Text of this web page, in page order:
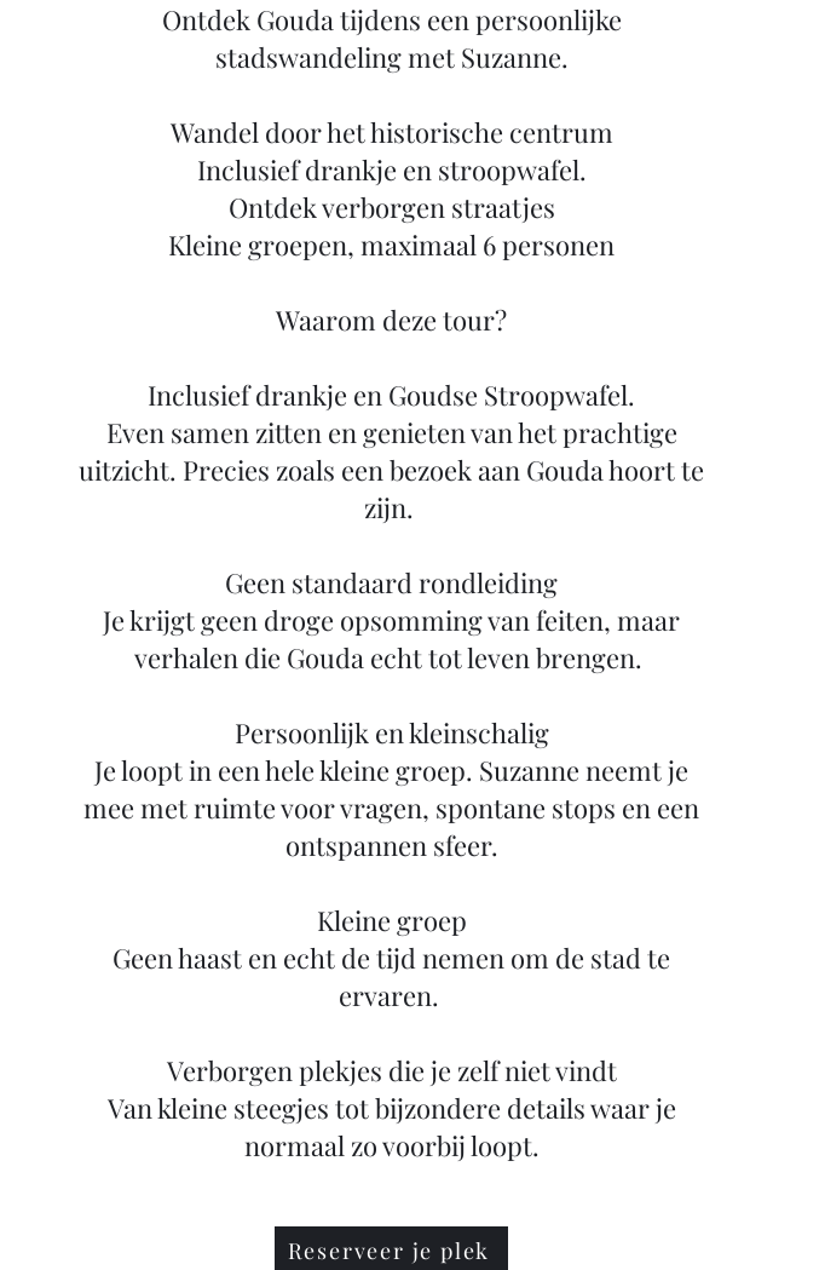
Ontdek Gouda tijdens een persoonlijke
stadswandeling met Suzanne.
Wandel door het historische centrum
Inclusief drankje en stroopwafel.
Ontdek verborgen straatjes
Kleine groepen, maximaal 6 personen
Waarom deze tour?
Inclusief drankje en Goudse Stroopwafel.
Even samen zitten en genieten van het prachtige
uitzicht. Precies zoals een bezoek aan Gouda hoort te
zijn.
Geen standaard rondleiding
Je krijgt geen droge opsomming van feiten, maar
verhalen die Gouda echt tot leven brengen.
Persoonlijk en kleinschalig
Je loopt in een hele kleine groep. Suzanne neemt je
mee met ruimte voor vragen, spontane stops en een
ontspannen sfeer.
Kleine groep
Geen haast en echt de tijd nemen om de stad te
ervaren.
Verborgen plekjes die je zelf niet vindt
Van kleine steegjes tot bijzondere details waar je
normaal zo voorbij loopt.
Reserveer je plek